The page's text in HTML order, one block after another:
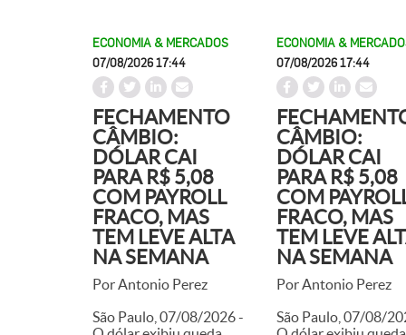
ECONOMIA & MERCADOS
07/08/2026 17:44
FECHAMENTO
CÂMBIO:
DÓLAR CAI
PARA R$ 5,08
COM PAYROLL
FRACO, MAS
TEM LEVE ALTA
NA SEMANA
Por Antonio Perez
São Paulo, 07/08/2026 -
ECONOMIA &
07/08/2026 17:44
CÂMBIO:
DÓLAR CAI
PARA R$ 5,08
COM
FRACO, MAS
TEM LEVE
NA SEMANA
Por Antonio Perez
São Paulo, 07/08/